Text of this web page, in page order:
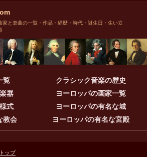
家と楽曲の一覧・作品・経歴・時代・誕生日・生い立
覧
クラシック音楽の歴史
器
ヨーロッパの画家一覧
式
ヨーロッパの有名な城
教会
ヨーロッパの有名な宮殿
トップ